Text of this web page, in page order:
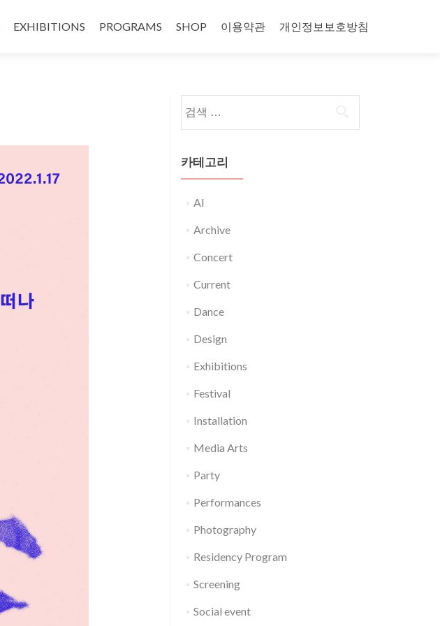
EXHIBITIONS PROGRAMS SHOP 이용약관 개인정보보호방침
카테고리
AI
Archive
Concert
Current
Dance
Design
Exhibitions
Festival
Installation
Media Arts
Party
Performances
Photography
Residency Program
Screening
Social event